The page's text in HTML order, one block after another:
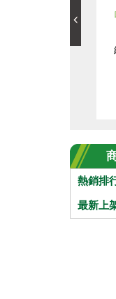
熱銷排
最新上